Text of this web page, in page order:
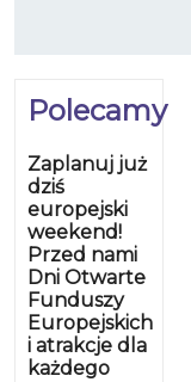
Polecamy
Zaplanuj już
dziś
europejski
weekend!
Przed nami
Dni Otwarte
Funduszy
Europejskich
i atrakcje dla
każdego